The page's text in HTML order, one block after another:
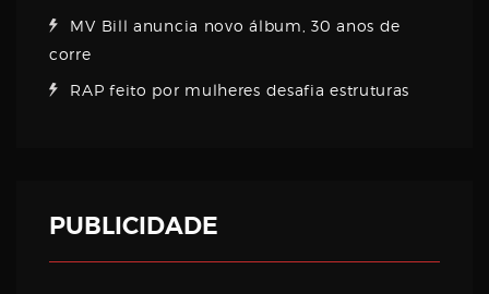
MV Bill anuncia novo álbum, 30 anos de
corre
RAP feito por mulheres desafia estruturas
PUBLICIDADE